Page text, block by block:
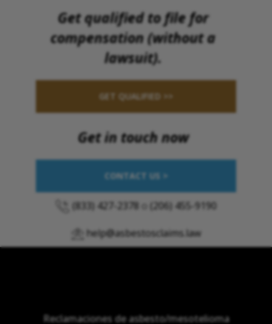
Get qualified to file for
compensation (without a
lawsuit).
GET QUALIFIED >>
Get in touch now
CONTACT US >
(833) 427-2378 (206) 455-9190
help@asbestosclaims.law
Reclamaciones de asbesto/mesotelioma